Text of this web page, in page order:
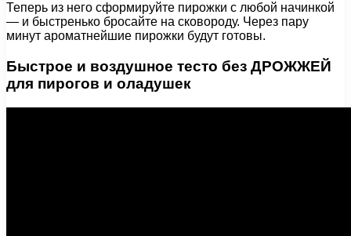
Теперь из него сформируйте пирожки с любой начинкой
— и быстренько бросайте на сковороду. Через пару
минут ароматнейшие пирожки будут готовы.
Быстрое и воздушное тесто без ДРОЖЖЕЙ
для пирогов и оладушек